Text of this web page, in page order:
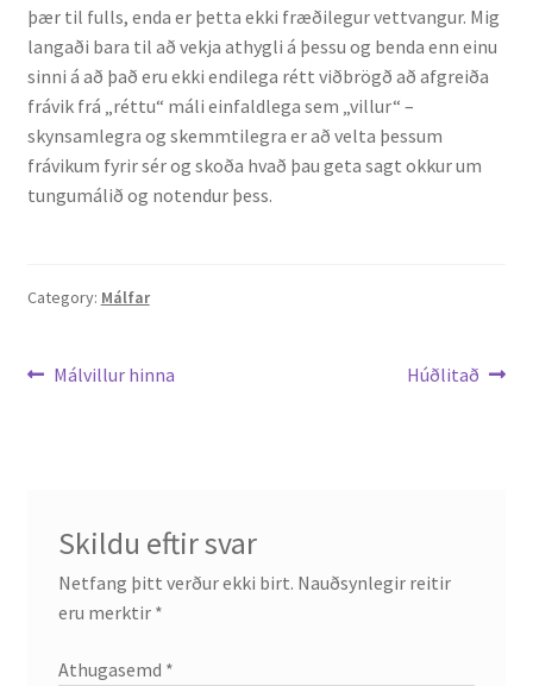
þær til fulls, enda er þetta ekki fræðilegur vettvangur. Mig
langaði bara til að vekja athygli á þessu og benda enn einu
sinni á að það eru ekki endilega rétt viðbrögð að afgreiða
frávik frá „réttu“ máli einfaldlega sem „villur“ –
skynsamlegra og skemmtilegra er að velta þessum
frávikum fyrir sér og skoða hvað þau geta sagt okkur um
tungumálið og notendur þess.
Category: Málfar
Leiðarkerfi
Previous
Málvillur hinna
Next
Húðlitað
Skildu eftir svar
Netfang þitt verður ekki birt. Nauðsynlegir reitir
eru merktir *
Athugasemd *